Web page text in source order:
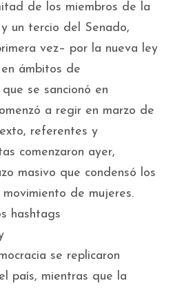
de los miembros de la
un tercio del Senado,
vez– por la nueva ley
ámbitos de
se sancionó en
a regir en marzo de
referentes y
comenzaron ayer,
masivo que condensó los
de mujeres.
hashtags
se replicaron
país, mientras que la